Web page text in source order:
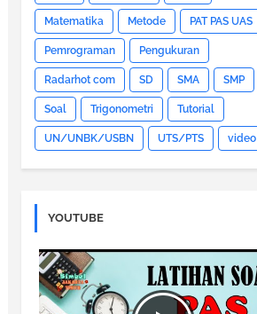
Matematika Metode PAT PAS UAS
Pemrograman Pengukuran
Radarhot com SD SMA SMP
Soal Trigonometri Tutorial
UN/UNBK/USBN UTS/PTS video
YOUTUBE